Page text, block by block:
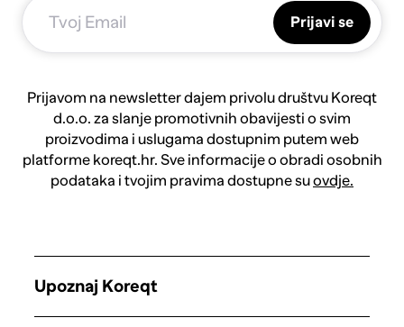
Prijavi se
Prijavom na newsletter dajem privolu društvu Koreqt
d.o.o. za slanje promotivnih obavijesti o svim
proizvodima i uslugama dostupnim putem web
platforme koreqt.hr. Sve informacije o obradi osobnih
podataka i tvojim pravima dostupne suovdje.
Upoznaj Koreqt